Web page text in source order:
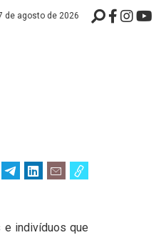
de agosto de 2026
e indivíduos que